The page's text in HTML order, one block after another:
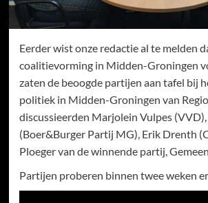
Eerder wist onze redactie al te melden
coalitievorming in Midden-Groningen
zaten de beoogde partijen aan tafel bij
politiek in Midden-Groningen van
discussieerden Marjolein Vulpes
(Boer&Burger Partij MG), Erik Drenth
Ploeger van de winnende partij,
Partijen proberen binnen twee weken